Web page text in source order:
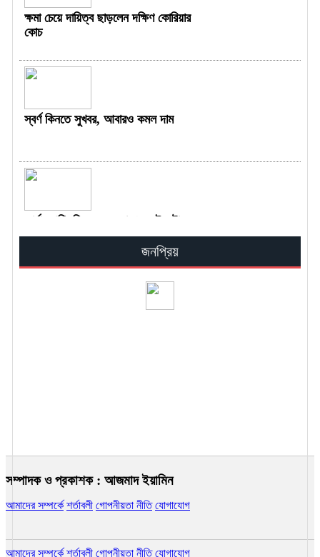
ক্ষমা চেয়ে দায়িত্ব ছাড়লেন দক্ষিণ কোরিয়ার
কোচ
স্বর্ণ কিনতে সুখবর, আবারও কমল দাম
জার্মান গণিতবিদের ভুল ধরা পড়তেই কটাক্ষ
ছুড়লেন নেইমার
জনপ্রিয়
সম্পাদক ও প্রকাশক : আজমাদ ইয়ামিন
আমাদের সম্পর্কে শর্তাবলী গোপনীয়তা নীতি যোগাযোগ
আমাদের সম্পর্কে শর্তাবলী গোপনীয়তা নীতি যোগাযোগ